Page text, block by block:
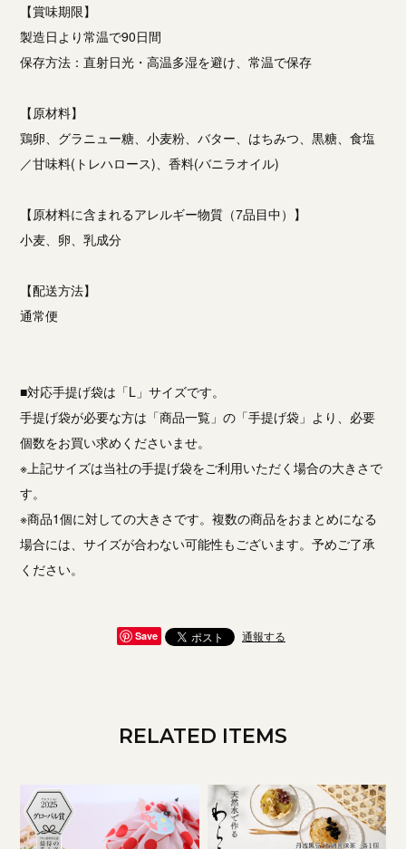
【賞味期限】
製造日より常温で90日間
保存方法：直射日光・高温多湿を避け、常温で保存
【原材料】
鶏卵、グラニュー糖、小麦粉、バター、はちみつ、黒糖、食塩
／甘味料(トレハロース)、香料(バニラオイル)
【原材料に含まれるアレルギー物質（7品目中）】
小麦、卵、乳成分
【配送方法】
通常便
■対応手提げ袋は「L」サイズです。
手提げ袋が必要な方は「商品一覧」の「手提げ袋」より、必要
個数をお買い求めくださいませ。
※上記サイズは当社の手提げ袋をご利用いただく場合の大きさで
す。
※商品1個に対しての大きさです。複数の商品をおまとめになる
場合には、サイズが合わない可能性もございます。予めご了承
ください。
Save 通報する
RELATED ITEMS